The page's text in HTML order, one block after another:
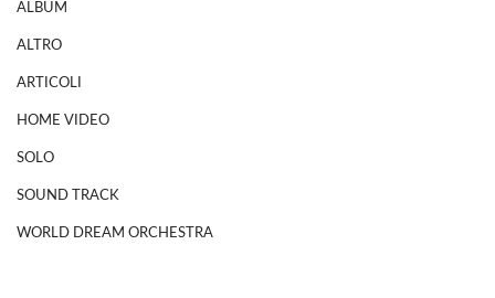
ALBUM
ALTRO
ARTICOLI
HOME VIDEO
SOLO
SOUND TRACK
WORLD DREAM ORCHESTRA